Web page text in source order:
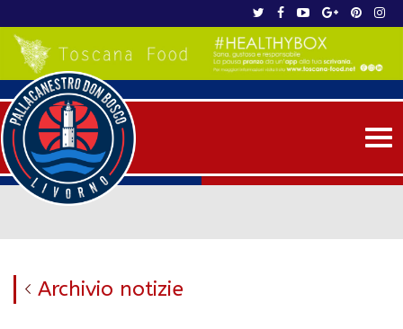
Archivio notizie